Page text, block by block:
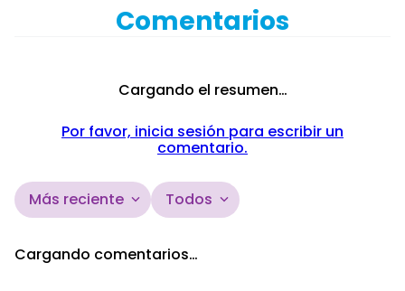
Comentarios
Cargando el resumen…
Por favor, inicia sesión para escribir un
comentario.
Más reciente Todos
Cargando comentarios…